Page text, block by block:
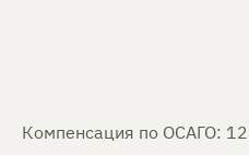
Компенсация по ОСАГО: